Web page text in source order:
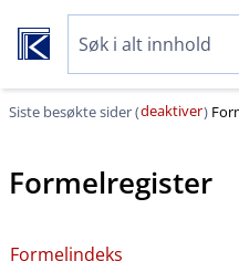
Siste besøkte sider (deaktiver)
Formelregister
Formelindeks